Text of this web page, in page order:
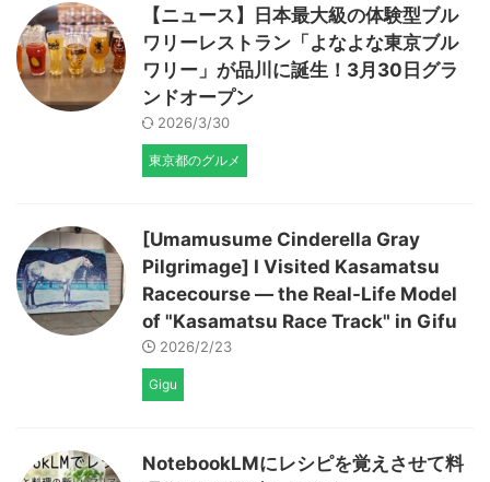
【ニュース】日本最大級の体験型ブル
ワリーレストラン「よなよな東京ブル
ワリー」が品川に誕生！3月30日グラ
ンドオープン
2026/3/30
東京都のグルメ
[Umamusume Cinderella Gray
Pilgrimage] I Visited Kasamatsu
Racecourse — the Real-Life Model
of "Kasamatsu Race Track" in Gifu
2026/2/23
Gigu
NotebookLMにレシピを覚えさせて料